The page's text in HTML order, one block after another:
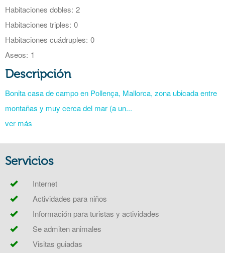
Habitaciones dobles: 2
Habitaciones triples: 0
Habitaciones cuádruples: 0
Aseos: 1
Descripción
Bonita casa de campo en Pollença, Mallorca, zona ubicada entre
montañas y muy cerca del mar (a un...
ver más
Servicios
Internet
Actividades para niños
Información para turistas y actividades
Se admiten animales
Visitas guiadas